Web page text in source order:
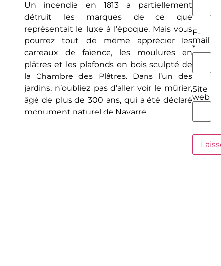
Un incendie en 1813 a partiellement
détruit les marques de ce que
représentait le luxe à l’époque. Mais vous
pourrez tout de même apprécier les
carreaux de faïence, les moulures en
plâtres et les plafonds en bois sculpté de
la Chambre des Plâtres. Dans l’un des
jardins, n’oubliez pas d’aller voir le mûrier,
âgé de plus de 300 ans, qui a été déclaré
monument naturel de Navarre.
E-
mail
*
Site
web